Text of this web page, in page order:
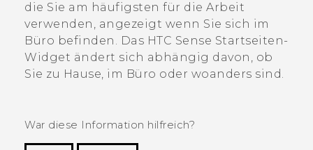
die Sie am häufigsten für die Arbeit
verwenden, angezeigt wenn Sie sich im
Büro befinden. Das HTC Sense Startseiten-
Widget ändert sich abhängig davon, ob
Sie zu Hause, im Büro oder woanders sind.
War diese Information hilfreich?